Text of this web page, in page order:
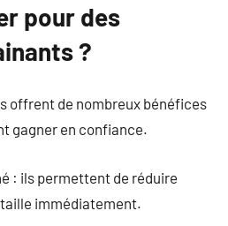
pour des
?
offrent de nombreux bénéfices
gagner en confiance.
: ils permettent de réduire
immédiatement.